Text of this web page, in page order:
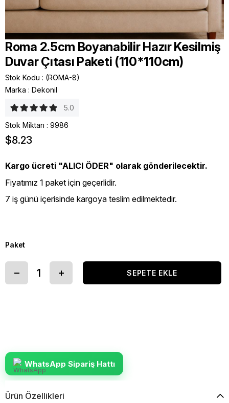
Roma 2.5cm Boyanabilir Hazır Kesilmiş
Duvar Çıtası Paketi (110*110cm)
Stok Kodu
(ROMA-8)
Marka : Dekonil
5.0
Stok Miktarı : 9986
$8.23
Kargo ücreti "ALICI ÖDER" olarak gönderilecektir.
Fiyatımız 1 paket için geçerlidir.
7 iş günü içerisinde kargoya teslim edilmektedir.
Paket
WhatsApp Sipariş Hattı
Ürün Özellikleri